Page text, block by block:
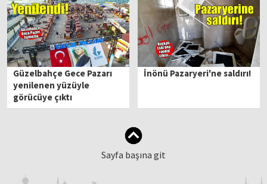
Güzelbahçe Gece Pazarı
yenilenen yüzüyle
görücüye çıktı
İnönü Pazaryeri'ne saldırı!
Sayfa başına git